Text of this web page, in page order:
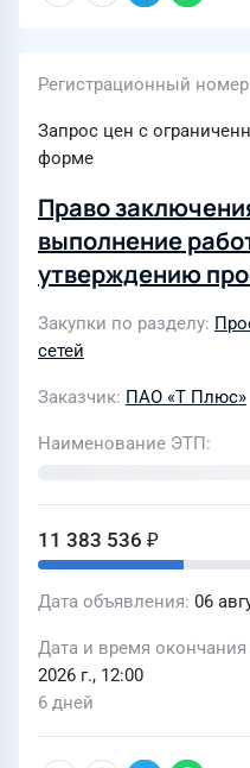
Регистрационный номер
Запрос цен с
форме
Право
выполнение
утверждению
образования
филиала
Плюс» (4546846)
Закупки по разделу
сетей
Заказчик ПАО «Т Плюс»
Наименование ЭТП
11 383 536 ₽
Дата объявления 06
Дата и время
2026 г., 12:00
6 дней